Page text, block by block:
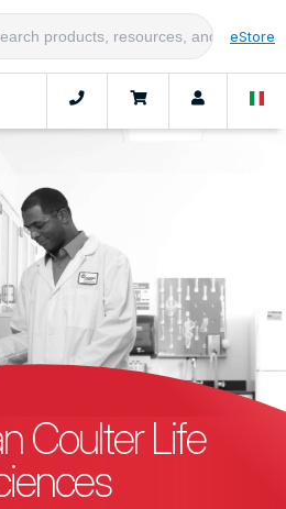
eStore
Coulter Life